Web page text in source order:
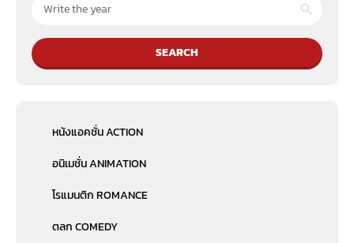
SEARCH
หนังแอคชั่น ACTION
อนิเมชั่น ANIMATION
โรแมนติก ROMANCE
ตลก COMEDY